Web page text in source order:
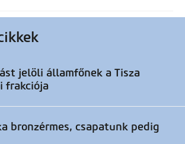
jelöli államfőnek a Tisza
frakciója
bronzérmes, csapatunk pedig